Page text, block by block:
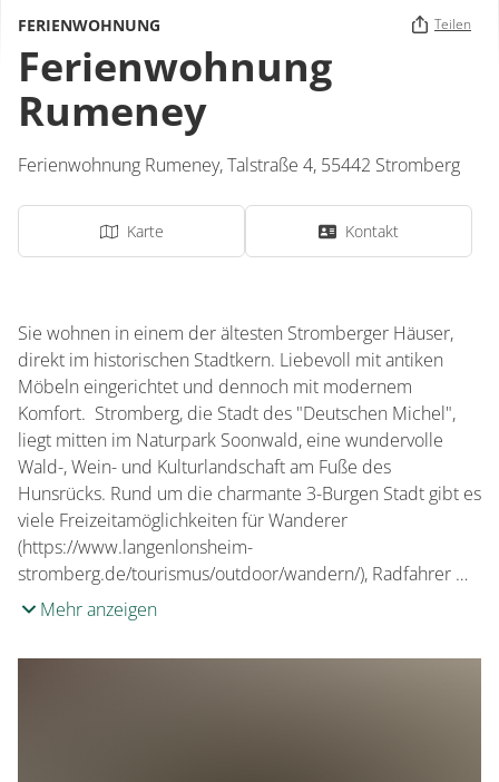
FERIENWOHNUNG Teilen
Ferienwohnung
Rumeney
Ferienwohnung Rumeney,Talstraße 4, 55442 Stromberg
Karte Kontakt
Sie wohnen in einem der ältesten Stromberger Häuser,
direkt im historischen Stadtkern. Liebevoll mit antiken
Möbeln eingerichtet und dennoch mit modernem
Komfort. Stromberg, die Stadt des "Deutschen Michel",
liegt mitten im Naturpark Soonwald, eine wundervolle
Wald-, Wein- und Kulturlandschaft am Fuße des
Hunsrücks. Rund um die charmante 3-Burgen Stadt gibt es
viele Freizeitamöglichkeiten für Wanderer
(https://www.langenlonsheim-
stromberg.de/tourismus/outdoor/wandern/), Radfahrer …
Mehr anzeigen